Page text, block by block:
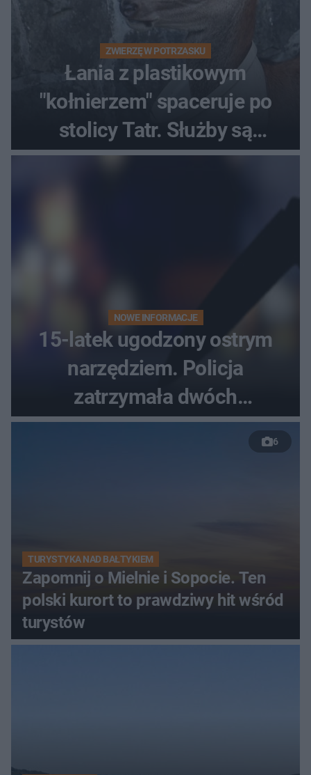
ZWIERZĘ W POTRZASKU
Łania z plastikowym
"kołnierzem" spaceruje po
stolicy Tatr. Służby są
bezradne
NOWE INFORMACJE
15-latek ugodzony ostrym
narzędziem. Policja
zatrzymała dwóch
nastolatków
6
TURYSTYKA NAD BAŁTYKIEM
Zapomnij o Mielnie i Sopocie. Ten
polski kurort to prawdziwy hit wśród
turystów